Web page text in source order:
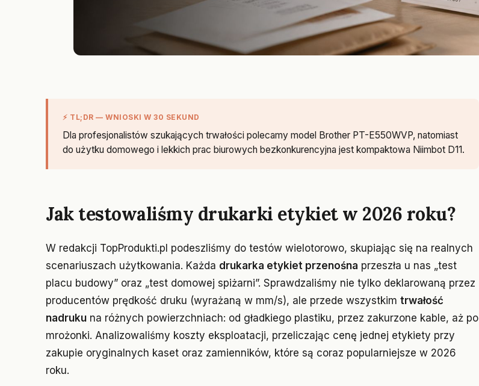
⚡ TL;DR — WNIOSKI W 30 SEKUND
Dla profesjonalistów szukających trwałości polecamy model Brother PT-E550WVP, natomiast
do użytku domowego i lekkich prac biurowych bezkonkurencyjna jest kompaktowa Niimbot D11.
Jak testowaliśmy drukarki etykiet w 2026 roku?
W redakcji TopProdukti.pl podeszliśmy do testów wielotorowo, skupiając się na realnych
scenariuszach użytkowania. Każda drukarka etykiet przenośna przeszła u nas „test
placu budowy” oraz „test domowej spiżarni”. Sprawdzaliśmy nie tylko deklarowaną przez
producentów prędkość druku (wyrażaną w mm/s), ale przede wszystkim trwałość
nadruku na różnych powierzchniach: od gładkiego plastiku, przez zakurzone kable, aż po
mrożonki. Analizowaliśmy koszty eksploatacji, przeliczając cenę jednej etykiety przy
zakupie oryginalnych kaset oraz zamienników, które są coraz popularniejsze w 2026
roku.